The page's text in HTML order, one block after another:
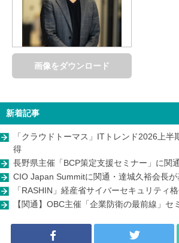
画像をダウンロード
新着記事
「クラウドトーマス」ITトレンド2026上半
得
長野県主催「BCP策定支援セミナー」に関
CIO Japan Summitに関通・達城久裕会長
「RASHIN」経産省サイバーセキュリティ
【関通】OBC主催「企業防衛の最前線」セ